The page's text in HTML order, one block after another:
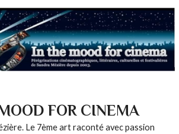
FOR CINEMA
Le 7ème art raconté avec passion